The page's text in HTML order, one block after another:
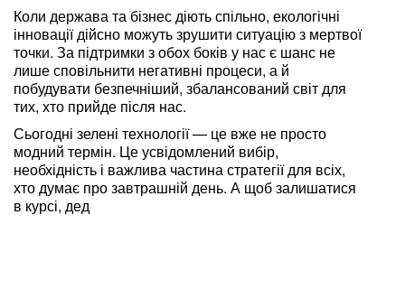
Коли держава та бізнес діють спільно, екологічні
інновації дійсно можуть зрушити ситуацію з мертвої
точки. За підтримки з обох боків у нас є шанс не
лише сповільнити негативні процеси, а й
побудувати безпечніший, збалансований світ для
тих, хто прийде після нас.
Сьогодні зелені технології — це вже не просто
модний термін. Це усвідомлений вибір,
необхідність і важлива частина стратегії для всіх,
хто думає про завтрашній день. А щоб залишатися
в курсі, дед